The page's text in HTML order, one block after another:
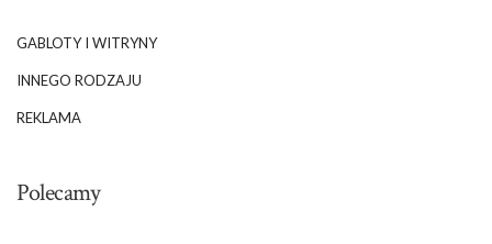
GABLOTY I WITRYNY
INNEGO RODZAJU
REKLAMA
Polecamy